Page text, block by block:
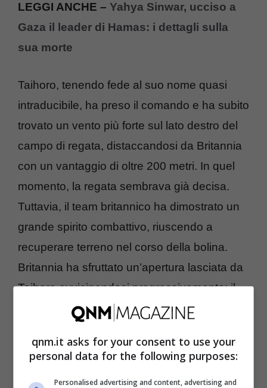
LEGGI ANCHE – Yahya Sinwar, ucciso a
Gaza il leader di Hamas: i dettagli sulla
sua morte
Taihoro, tenendo fede al suo nome quasi
intraducibile, ha preso il comando e ha subito
trovato un vento più forte sul lato destro del
campo di regata, distaccandosi da Britannia
con un vantaggio di oltre 200 metri. In quel
momento, la regata sembrava già decisa.
Tuttavia, il team britannico ha dimostrato un
grande spirito combattivo, riuscendo a
recuperare terreno nel corso della bolina.
Britannia ha sfruttato un’apertura lasciata da
Taihoro avvicinandosi progressivamente: il
distacco è passato da 200 metri a 100, poi a
La volata finale
qnm.it asks for your consent to use your
personal data for the following purposes:
Personalised advertising and content, advertising and